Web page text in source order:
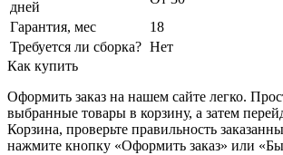
дней
Гарантия, мес
18
Требуется ли сборка? Нет
Как купить
Оформить заказ на нашем сайте легко.
выбранные товары в корзину, а затем
Корзина, проверьте правильность
нажмите кнопку «Оформить заказ» или